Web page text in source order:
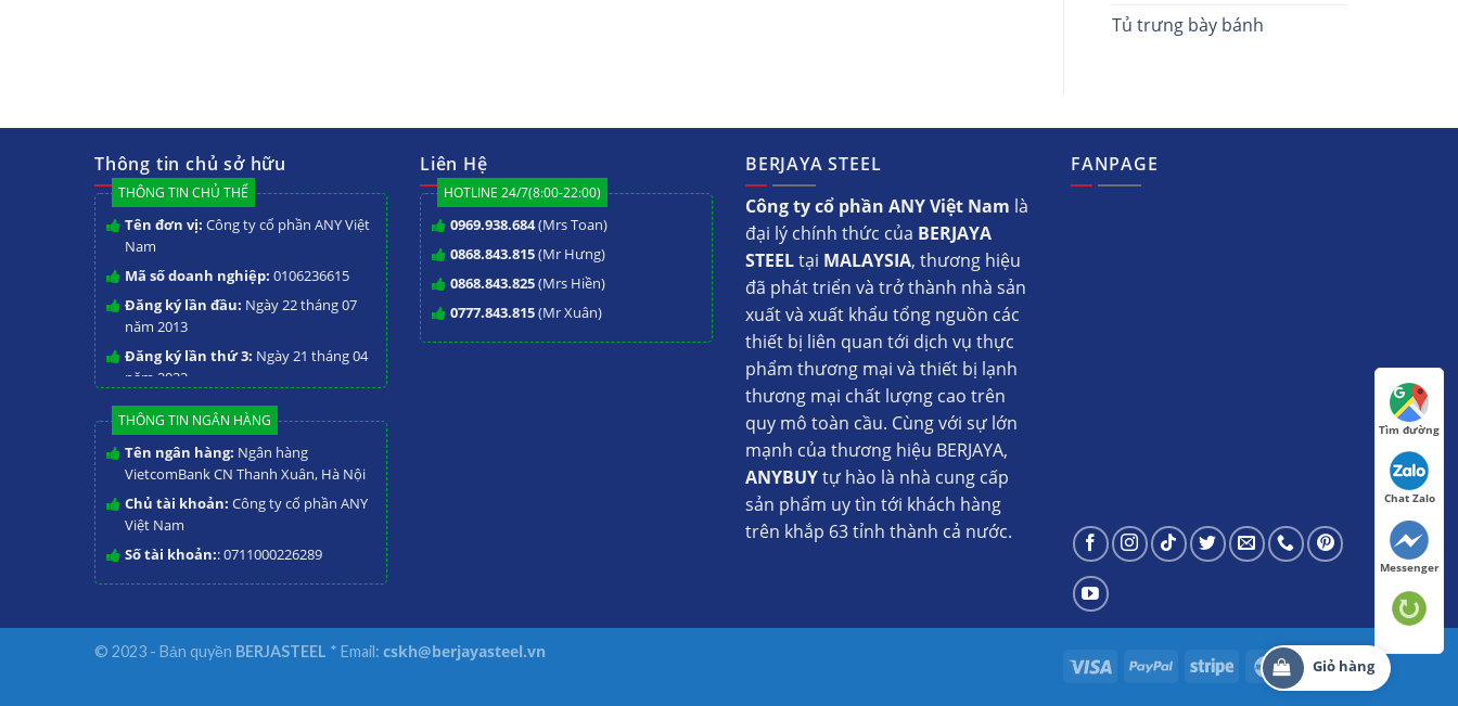
Tủ trưng bày bánh
Thông tin chủ sở hữu
THÔNG TIN CHỦ THỂ
Tên đơn vị: Công ty cổ phần ANY Việt
Nam
Mã số doanh nghiệp: 0106236615
Đăng ký lần đầu: Ngày 22 tháng 07
năm 2013
Đăng ký lần thứ 3: Ngày 21 tháng 04
năm 2023
THÔNG TIN NGÂN HÀNG
Tên ngân hàng: Ngân hàng
VietcomBank CN Thanh Xuân, Hà Nội
Chủ tài khoản: Công ty cổ phần ANY
Việt Nam
Số tài khoản:: 0711000226289
Liên Hệ
HOTLINE 24/7(8:00-22:00)
0969.938.684(Mrs Toan)
0868.843.815(Mr Hưng)
0868.843.825(Mrs Hiền)
0777.843.815(Mr Xuân)
BERJAYA STEEL
Công ty cổ phần ANY Việt Nam là
đại lý chính thức của BERJAYA
STEELtại MALAYSIA, thương hiệu
đã phát triển và trở thành nhà sản
xuất và xuất khẩu tổng nguồn các
thiết bị liên quan tới dịch vụ thực
phẩm thương mại và thiết bị lạnh
thương mại chất lượng cao trên
quy mô toàn cầu. Cùng với sự lớn
mạnh của thương hiệu BERJAYA,
ANYBUYtự hào là nhà cung cấp
sản phẩm uy tìn tới khách hàng
trên khắp 63 tỉnh thành cả nước.
FANPAGE
© 2023 - Bản quyền BERJASTEEL * Email: cskh@berjayasteel.vn
Giỏ hàng
Tìm đường
Chat Zalo
Messenger